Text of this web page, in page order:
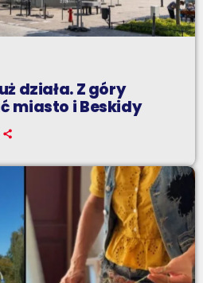
działa. Z góry
miasto i Beskidy